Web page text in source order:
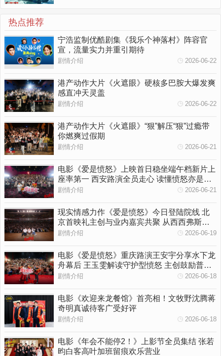
热点推荐
宁浩监制优酷剧集《我乐个神落村》阵容官
宣，流量实力并重引期待
剧情介绍 2026-06-22
港产动作大片《火遮眼》硬核多巴胺大爆发爽
感直冲天灵盖
剧情介绍 2026-06-22
港产动作大片《火遮眼》“狠”解压“狠”过瘾带
你燃爽过假期
剧情介绍 2026-06-21
电影《爱是愤怒》上映首日稳坐端午档新片上
座率第一 西安路演全员走心 读懂愤怒亦是温
柔守护
剧情介绍 2026-06-21
现实情感力作《爱是愤怒》今日登陆院线 北
京首映礼主创与业内嘉宾共聚 从西西弗斯到
女性觉醒多维拆解影片内核
剧情介绍 2026-06-19
电影《爱是愤怒》重庆路演王安宇分享水下龙
舟幕后 王玉雯解读守护型愤怒 主创鼓励普通
人勇敢挥出一拳
剧情介绍 2026-06-18
电影《欢迎来龙餐馆》首亮相！文牧野沈腾蒋
奇明真诚待客广受好评
剧情介绍 2026-06-18
电影《年会不能停2！》上影节全员集结 张若
昀白客高叶加班留痕欢乐营业